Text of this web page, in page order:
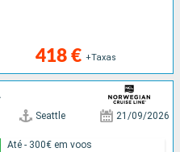
418 € +Taxas
Seattle 21/09/2026
Até - 300€ em voos